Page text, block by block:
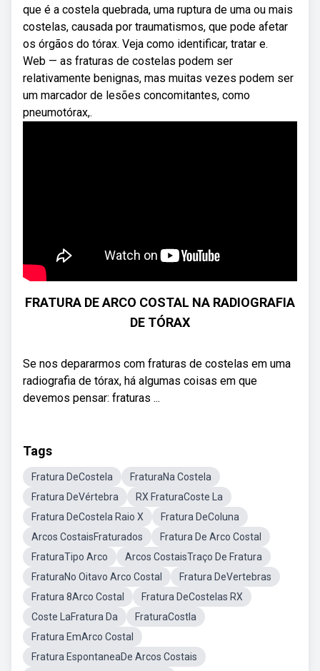
que é a costela quebrada, uma ruptura de uma ou mais
costelas, causada por traumatismos, que pode afetar
os órgãos do tórax. Veja como identificar, tratar e.
Web — as fraturas de costelas podem ser
relativamente benignas, mas muitas vezes podem ser
um marcador de lesões concomitantes, como
pneumotórax,.
FRATURA DE ARCO COSTAL NA RADIOGRAFIA
DE TÓRAX
Se nos depararmos com fraturas de costelas em uma
radiografia de tórax, há algumas coisas em que
devemos pensar: fraturas ...
Tags
Fratura DeCostela
FraturaNa Costela
Fratura DeVértebra
RX FraturaCoste La
Fratura DeCostela Raio X
Fratura DeColuna
Arcos CostaisFraturados
Fratura De Arco Costal
FraturaTipo Arco
Arcos CostaisTraço De Fratura
FraturaNo Oitavo Arco Costal
Fratura DeVertebras
Fratura 8Arco Costal
Fratura DeCostelas RX
Coste LaFratura Da
FraturaCostla
Fratura EmArco Costal
Fratura EspontaneaDe Arcos Costais